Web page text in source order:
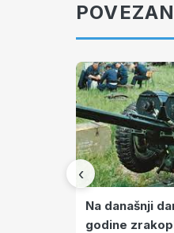
‹
Na današnji
godine